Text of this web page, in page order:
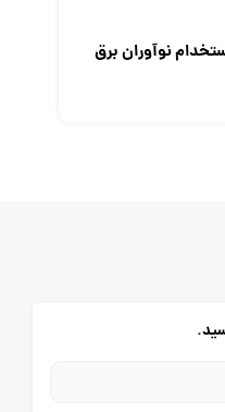
نوآوران برق